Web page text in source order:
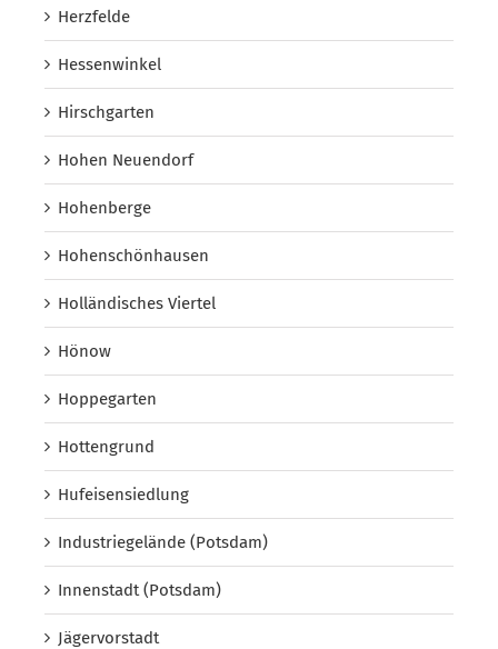
Herzfelde
Hessenwinkel
Hirschgarten
Hohen Neuendorf
Hohenberge
Hohenschönhausen
Holländisches Viertel
Hönow
Hoppegarten
Hottengrund
Hufeisensiedlung
Industriegelände (Potsdam)
Innenstadt (Potsdam)
Jägervorstadt